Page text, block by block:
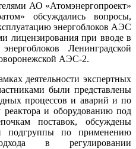
АО «Атомэнергопроект»
обсуждались вопросы,
энергоблоков АЭС
лицензирования при вводе в
Ленинградской
АЭС-2.
деятельности экспертных
были представлены
процессов и аварий и по
и оборудованию под
поставок, обсуждены
подгруппы по применению
в регулировании